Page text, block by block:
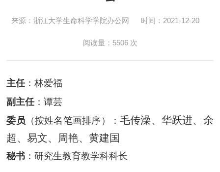
来源：浙江大学生命科学学院办公网 时间：2021-12-20
阅读量： 5506 次
主任：林爱福
副主任：谭芸
委员 （按姓名笔画排序）： 毛传澡、 华跃进、 余
超、易文、 周艳、黄建国
秘书 ：研究生教育教学科科长